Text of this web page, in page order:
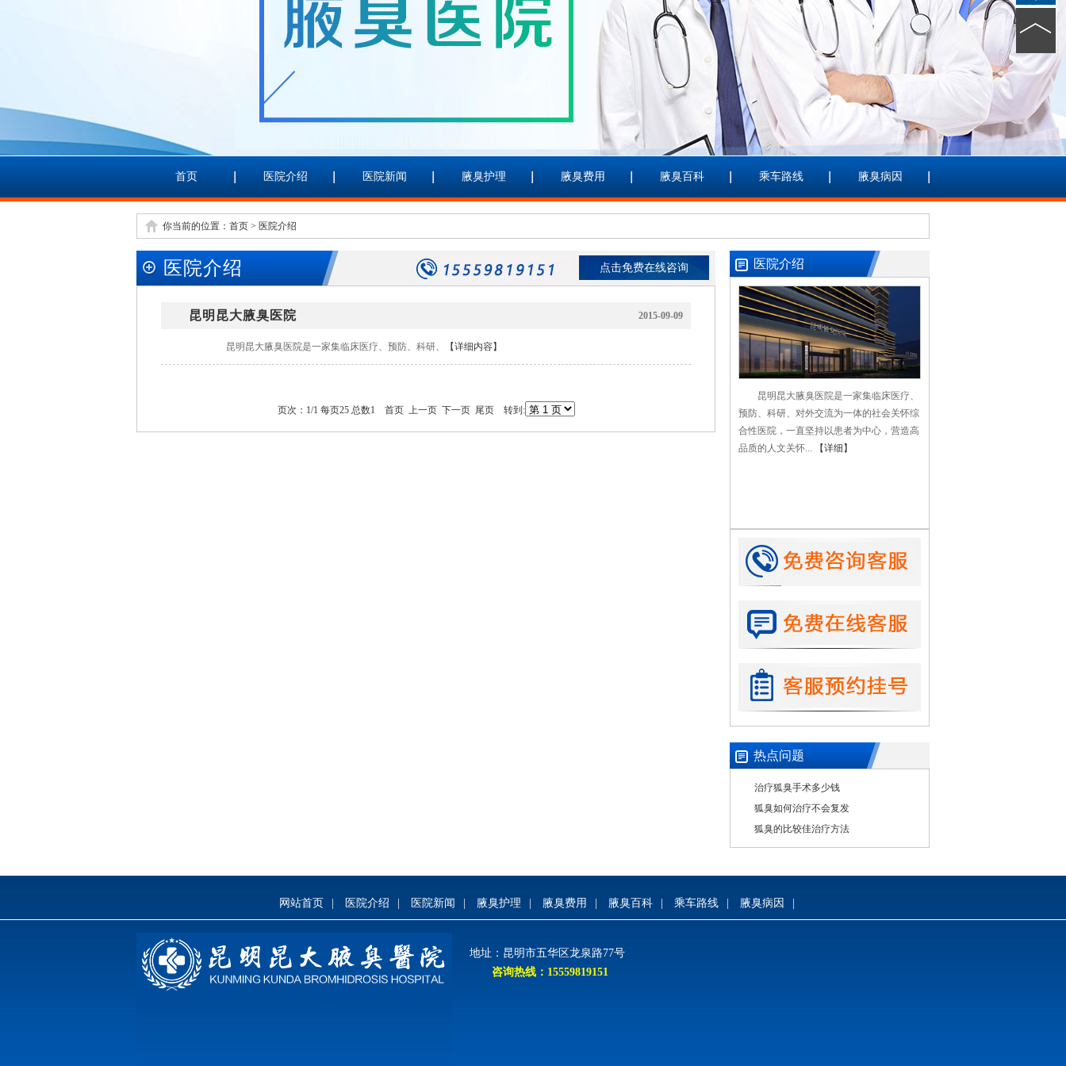
首页 医院介绍 医院新闻 腋臭护理 腋臭费用 腋臭百科 乘车路线 腋臭病因
你当前的位置： 首页 > 医院介绍
医院介绍 点击免费在线咨询
昆明昆大腋臭医院 2015-09-09
昆明昆大腋臭医院是一家集临床医疗、预防、科研、 【详细内容】
页次：1/1 每页25 总数1 首页 上一页 下一页 尾页 转到:
医院介绍
昆明昆大腋臭医院是一家集临床医疗、
预防、科研、对外交流为一体的社会关怀综
合性医院，一直坚持以患者为中心，营造高
品质的人文关怀...
【详细】
热点问题
治疗狐臭手术多少钱
狐臭如何治疗不会复发
狐臭的比较佳治疗方法
网站首页 医院介绍 医院新闻 腋臭护理 腋臭费用 腋臭百科 乘车路线 腋臭病因
地址：昆明市五华区龙泉路77号
咨询热线：15559819151